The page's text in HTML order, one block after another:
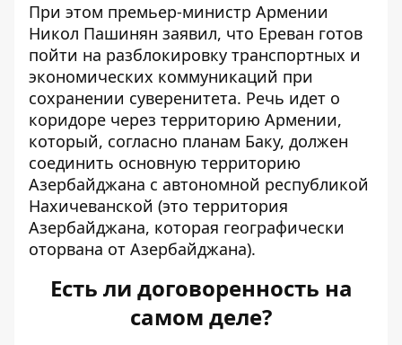
При этом премьер-министр Армении
Никол Пашинян заявил, что Ереван готов
пойти на разблокировку транспортных и
экономических коммуникаций при
сохранении суверенитета. Речь идет о
коридоре через территорию Армении,
который, согласно планам Баку, должен
соединить основную территорию
Азербайджана с автономной республикой
Нахичеванской (это территория
Азербайджана, которая географически
оторвана от Азербайджана).
Есть ли договоренность на
самом деле?